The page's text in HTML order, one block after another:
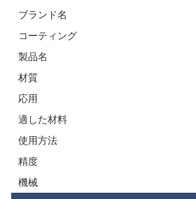
ブランド名
コーティング
製品名
材質
応用
適した材料
使用方法
精度
機械